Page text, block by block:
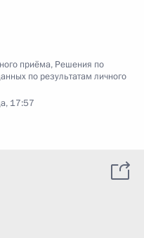
приёма, Решения по
по результатам личного
17:57